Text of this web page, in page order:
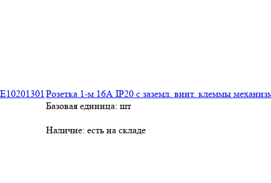
Розетка 1-м 16А IP20 с заземл. винт. клеммы
Базовая единица: шт
Наличие: есть на складе